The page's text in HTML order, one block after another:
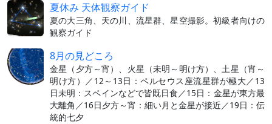
夏休み 天体観察ガイド
夏の大三角、天の川、流星群、星空撮影。初級者向けの
観察ガイド
8月の見どころ
金星（夕方～宵）、火星（未明～明け方）、土星（宵～
明け方）／12～13日：ペルセウス座流星群が極大／13
日未明：スペインなどで皆既日食／15日：金星が東方最
大離角／16日夕方～宵：細い月と金星が接近／19日：伝
統的七夕